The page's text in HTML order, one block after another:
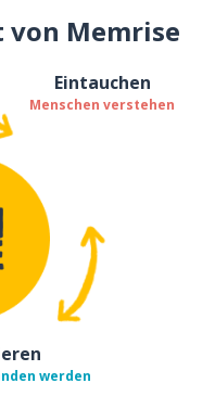
von Memrise
Eintauchen
Menschen verstehen
werden